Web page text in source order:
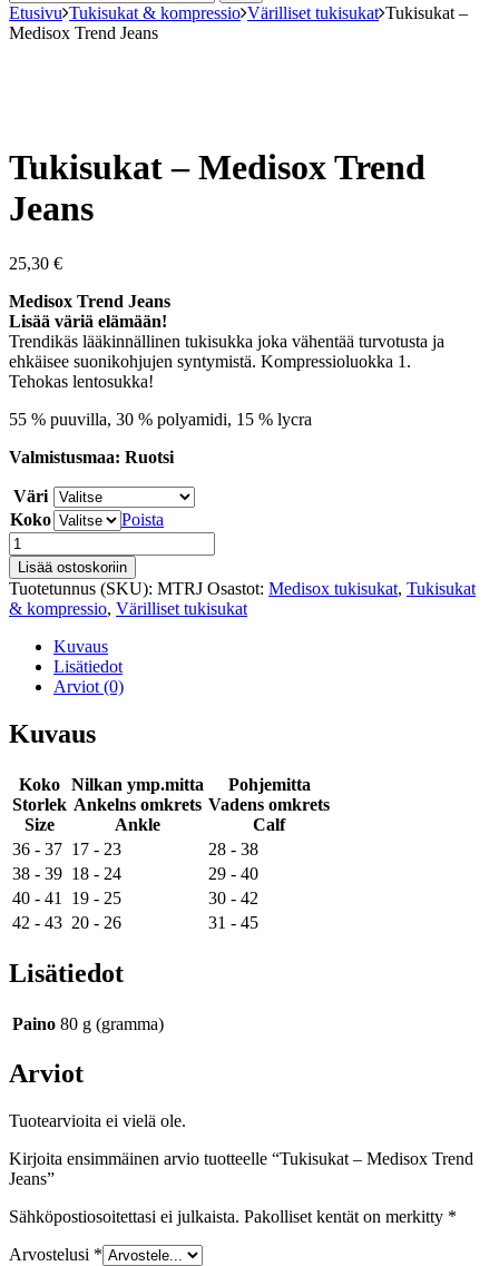
Etusivu Tukisukat & kompressio Värilliset tukisukat Tukisukat –
Medisox Trend Jeans
Tukisukat – Medisox Trend
Jeans
25,30 €
Medisox Trend Jeans
Lisää väriä elämään!
Trendikäs lääkinnällinen tukisukka joka vähentää turvotusta ja
ehkäisee suonikohjujen syntymistä. Kompressioluokka 1.
Tehokas lentosukka!
55 % puuvilla, 30 % polyamidi, 15 % lycra
Valmistusmaa: Ruotsi
Väri
Koko
Poista
Tukisukat
-
Medisox
Trend
Jeans
määrä
Lisää ostoskoriin
Tuotetunnus (SKU): MTRJ Osastot: Medisox tukisukat, Tukisukat
& kompressio, Värilliset tukisukat
Kuvaus
Lisätiedot
Arviot (0)
Kuvaus
Koko
Storlek
Size
Nilkan ymp.mitta
Ankelns omkrets
Ankle
Pohjemitta
Vadens omkrets
Calf
36 - 37 17 - 23
28 - 38
38 - 39 18 - 24
29 - 40
40 - 41
19 - 25
30 - 42
42 - 43 20 - 26 31 - 45
Lisätiedot
Paino 80 g (gramma)
Arviot
Tuotearvioita ei vielä ole.
Kirjoita ensimmäinen arvio tuotteelle “Tukisukat – Medisox Trend
Jeans”
Sähköpostiosoitettasi ei julkaista. Pakolliset kentät on merkitty *
Arvostelusi *